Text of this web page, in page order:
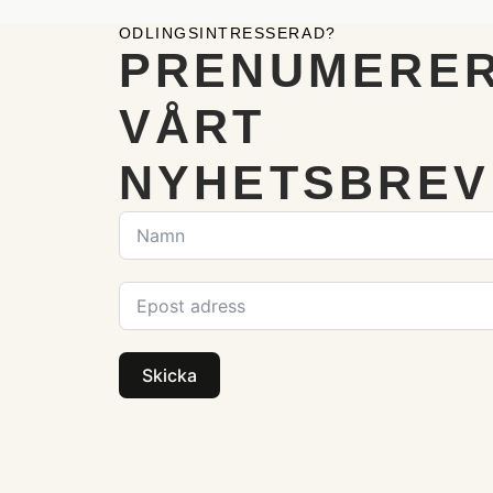
ODLINGSINTRESSERAD?
VÅRT
NYHETSBREV
Skicka